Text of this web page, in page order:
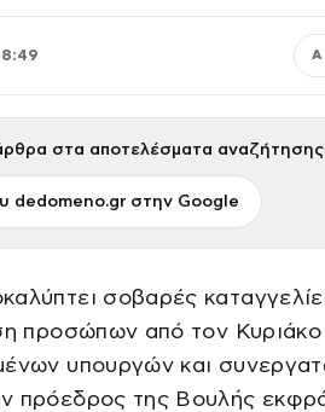
Α
στα αποτελέσματα
dedomeno.gr στην Google
σοβαρές
προσώπων από τον Κυριάκο
υπουργών και
της Βουλής